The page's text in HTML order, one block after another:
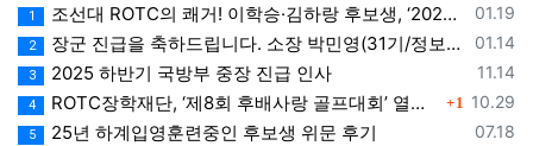
등록일
01.19
1 조선대 ROTC의 쾌거! 이학승·김하랑 후보생, ‘2026 美 대학 특별리더십 연수’ 선발
등록일
01.14
2 장군 진급을 축하드립니다. 소장 박민영(31기/정보), 준장 서필석(34기/공병).황주봉(36기/보병).김희찬(36기/기갑)
등록일
11.14
3 2025 하반기 국방부 중장 진급 인사
등록일
10.29
4 ROTC장학재단, ‘제8회 후배사랑 골프대회’ 열어.. 장학기금 3억 7,620만원 조성 댓글
1
등록일
07.18
5 25년 하계입영훈련중인 후보생 위문 후기